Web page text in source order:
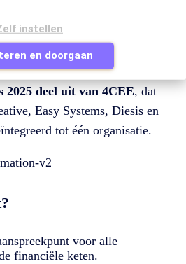
instellen
en doorgaan
zoek bent naar Coforce of
automation of RPA.
2025 deel uit van 4CEE, dat
Easy Systems, Diesis en
tot één organisatie.
voor alle
financiële keten.